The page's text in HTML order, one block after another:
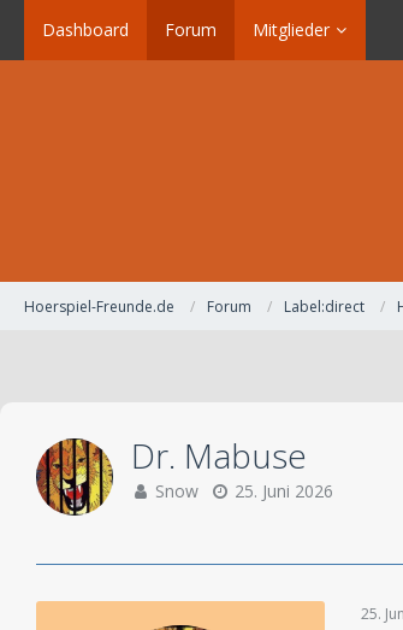
Dashboard Forum Mitglieder
Hoerspiel-Freunde.de Forum Label:direct
Dr. Mabuse
Snow 25. Juni 2026
25.